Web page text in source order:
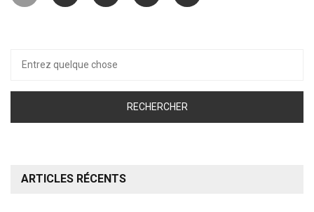
des
pour :
ARTICLES RÉCENTS